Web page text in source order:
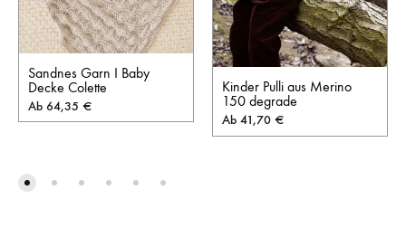
Sandnes Garn I Baby
Decke Colette
Ab 64,35 €
Kinder Pulli aus Merino
150 degrade
Ab 41,70 €